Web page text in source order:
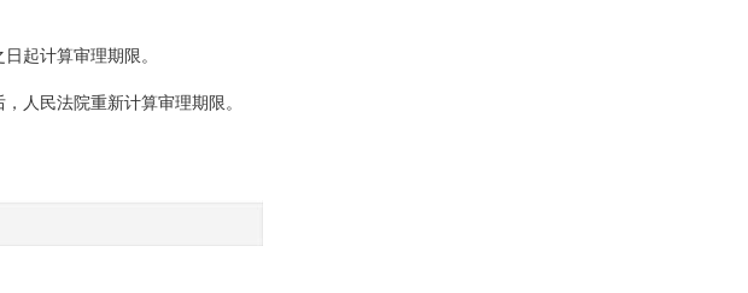
起计算审理期限。
人民法院重新计算审理期限。